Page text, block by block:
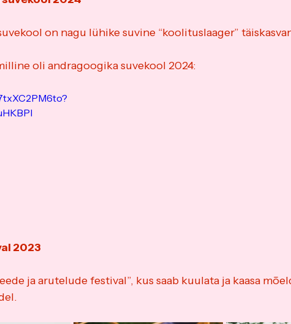
on nagu lühike suvine “koolituslaager”
oli andragoogika suvekool 2024:
2023
ja arutelude festival”, kus saab kuulata ja kaasa